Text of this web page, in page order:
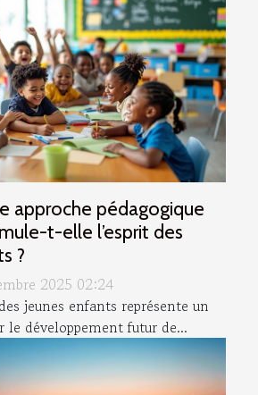
approche pédagogique
t-elle l’esprit des
?
2025 02:24
jeunes enfants représente un
le développement futur de...